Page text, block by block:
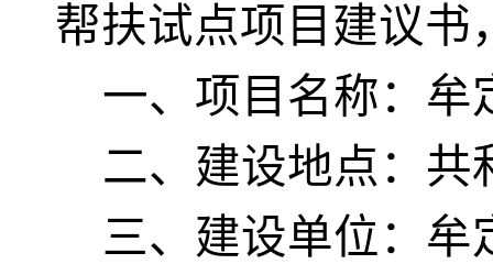
帮扶试点项目 建议书
一、项目名称： 牟
二、建设地点 ： 共
三、建设单位： 牟